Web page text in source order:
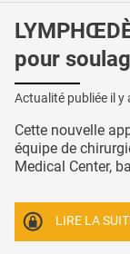
pour
Actualité publiée il y
Cette nouvelle
équipe de
Medical Center,
LIRE LA